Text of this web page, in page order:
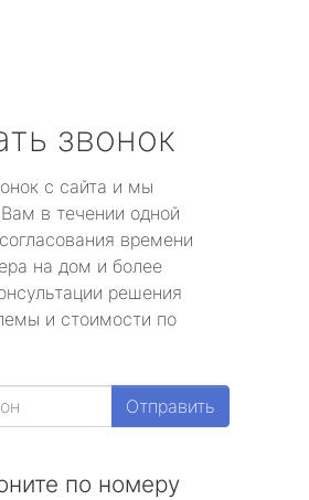
звонок
с сайта и мы
в течении одной
времени
на дом и более
решения
и стоимости по
Отправить
по номеру